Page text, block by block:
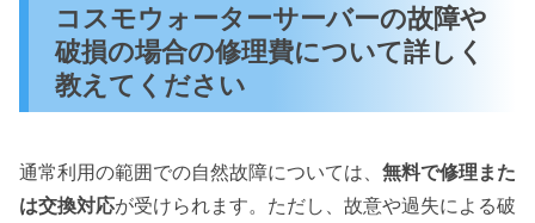
コスモウォーターサーバーの故障や
破損の場合の修理費について詳しく
教えてください
通常利用の範囲での自然故障については、 無料で修理また
は交換対応が受けられます。ただし、故意や過失による破